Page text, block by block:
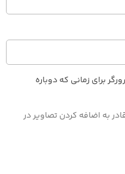
برای زمانی که دوباره
به اضافه کردن تصاویر در